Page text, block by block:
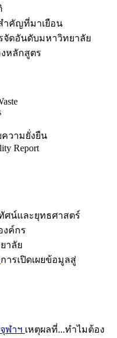
ำคัญที่มาเยือน
จัดอันดับมหาวิทยาลัย
หลักสูตร
วามยั่งยืน
Report
ศน์และยุทธศาสตร์
งค์กร
าลัย
การเปิดเผยข้อมูลสู่
ฬาฯ เหตุผลที่...ทำไมต้อง